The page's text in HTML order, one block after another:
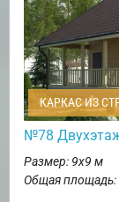
КАРКАС ИЗ
№78
Размер: 9х9 м
Общая площадь: